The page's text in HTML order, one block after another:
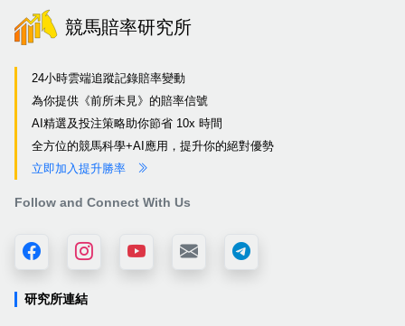
競馬賠率研究所
24小時雲端追蹤記錄賠率變動
為你提供《前所未見》的賠率信號
AI精選及投注策略助你節省 10x 時間
全方位的競馬科學+AI應用，提升你的絕對優勢
立即加入提升勝率
Follow and Connect With Us
研究所連結